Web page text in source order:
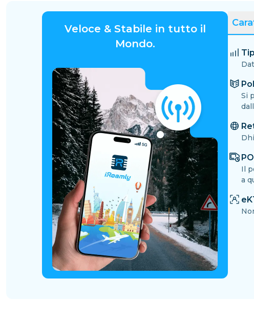
Veloce & Stabile in tutto il
Mondo.
Si
Il
a